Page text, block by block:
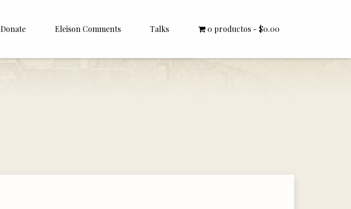
Donate Eleison Comments
Italiano
Talks
Rector Letters
0 productos $0.00